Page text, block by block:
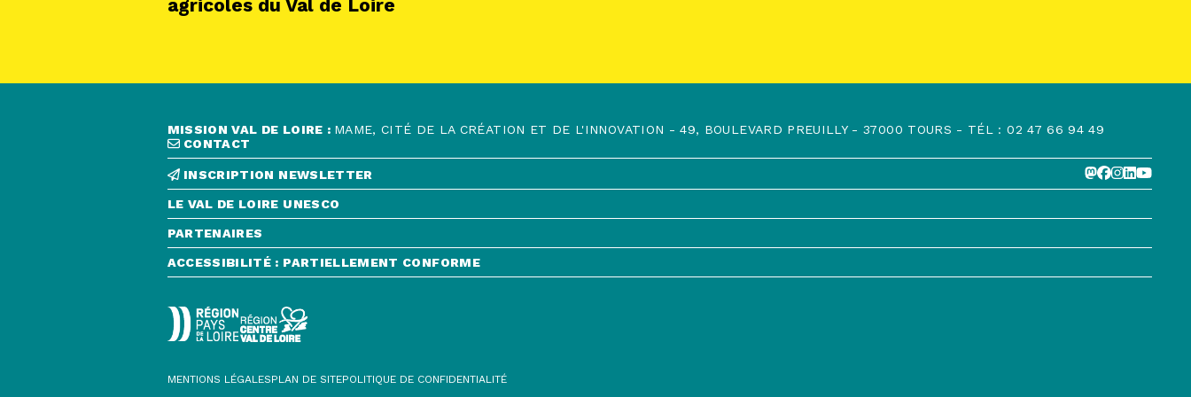
agricoles du Val de Loire
MISSION VAL DE LOIRE : MAME, CITÉ DE LA CRÉATION ET DE L'INNOVATION - 49, BOULEVARD PREUILLY - 37000 TOURS - TÉL : 02 47 66 94 49
CONTACT
INSCRIPTION NEWSLETTER
LE VAL DE LOIRE UNESCO
PARTENAIRES
ACCESSIBILITÉ : PARTIELLEMENT CONFORME
MENTIONS LÉGALESPLAN DE SITEPOLITIQUE DE CONFIDENTIALITÉ
CONTACT